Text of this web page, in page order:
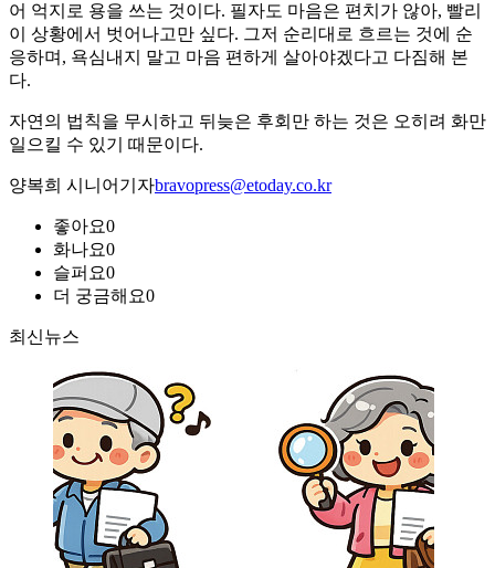
어 억지로 용을 쓰는 것이다. 필자도 마음은 편치가 않아, 빨리
이 상황에서 벗어나고만 싶다. 그저 순리대로 흐르는 것에 순
응하며, 욕심내지 말고 마음 편하게 살아야겠다고 다짐해 본
다.
자연의 법칙을 무시하고 뒤늦은 후회만 하는 것은 오히려 화만
일으킬 수 있기 때문이다.
양복희 시니어기자bravopress@etoday.co.kr
좋아요0
화나요0
슬퍼요0
더 궁금해요0
최신뉴스